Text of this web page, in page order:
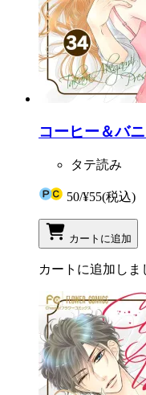
コーヒー＆バ
タテ読み
50/¥55(税込)
カートに追加
カートに追加しま